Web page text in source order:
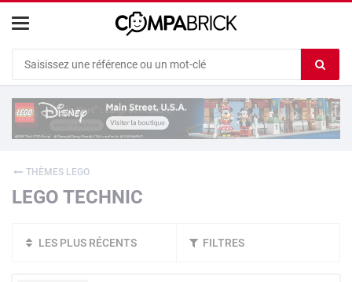
le
du
THÈMES LEGO
LEGO TECHNIC
LES PLUS RÉCENTS FILTRES
Cookies management panel